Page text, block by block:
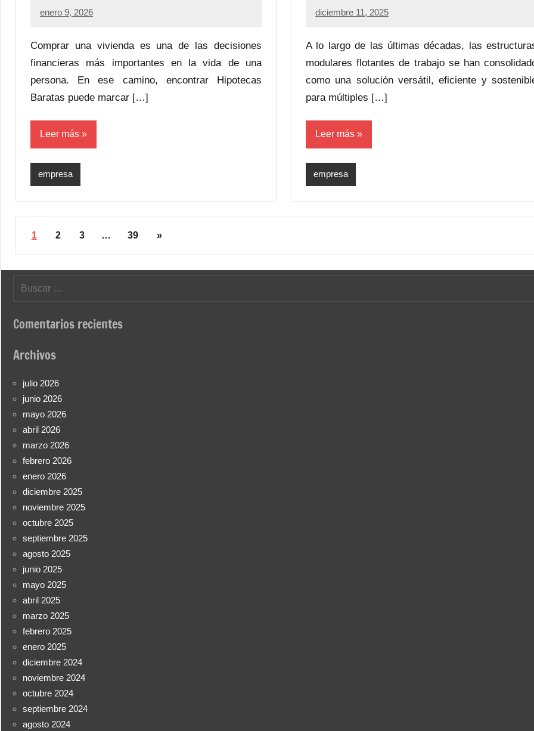
enero 9, 2026
Comprar una vivienda es una de las decisiones
financieras más importantes en la vida de una
persona. En ese camino, encontrar Hipotecas
Baratas puede marcar […]
Leer más
empresa
diciembre 11, 2025
A lo largo de las últimas décadas, las
modulares flotantes de trabajo se han
como una solución versátil, eficiente y
para múltiples […]
Leer más
empresa
Paginación
de
entradas
1 2 3 … 39
Siguientes
»
Comentarios recientes
Archivos
julio 2026
junio 2026
mayo 2026
abril 2026
marzo 2026
febrero 2026
enero 2026
diciembre 2025
noviembre 2025
octubre 2025
septiembre 2025
agosto 2025
junio 2025
mayo 2025
abril 2025
marzo 2025
febrero 2025
enero 2025
diciembre 2024
noviembre 2024
octubre 2024
septiembre 2024
agosto 2024